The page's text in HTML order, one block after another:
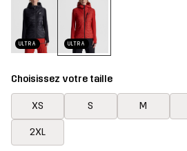
ULTRA ULTRA
Choisissez votre taille
XS S M
2XL